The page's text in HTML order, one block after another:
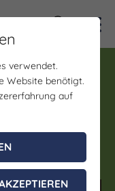
dem
2026
verwendet.
Website benötigt.
auf